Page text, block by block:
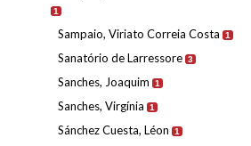
1
Sampaio, Viriato Correia Costa 1
Sanatório de Larressore 3
Sanches, Joaquim 1
Sanches, Virgínia 1
Sánchez Cuesta, Léon 1